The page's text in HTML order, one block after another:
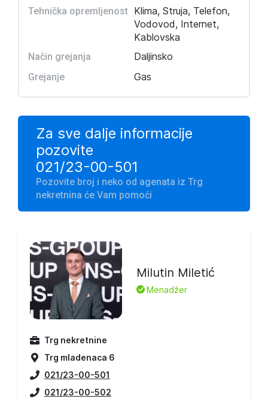
Tehnička opremljenost Klima, Struja, Telefon,
Vodovod, Internet,
Kablovska
Način grejanja Daljinsko
Grejanje Gas
Za sve dalje informacije
pozovite
021/23-00-501
Pozovite broj i neko od agenata iz Trg
nekretnina će Vam pomoći
Milutin Miletić
L Menadžer
Trg nekretnine
Trg mladenaca 6
021/23-00-501
021/23-00-502